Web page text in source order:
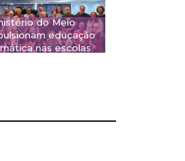
do Meio
educação
nas escolas